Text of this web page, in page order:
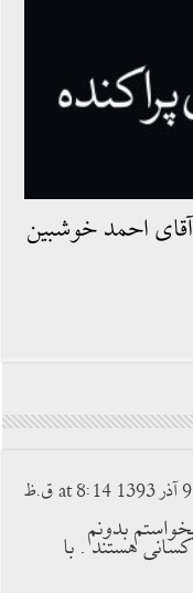
احمد خوشبين
9 آذر 1393 at 8:14 ق.ظ
بدونم
هستند . با